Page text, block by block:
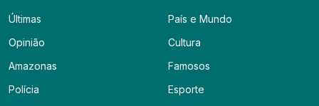
Últimas
Opinião
Amazonas
Polícia
País e Mundo
Cultura
Famosos
Esporte